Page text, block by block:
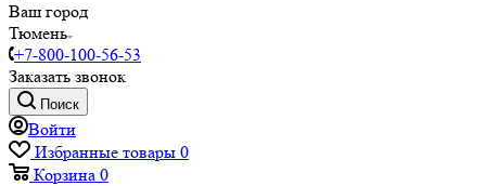
Ваш город
Тюмень
+7-800-100-56-53
Заказать звонок
Поиск
Войти
Избранные товары 0
Корзина 0